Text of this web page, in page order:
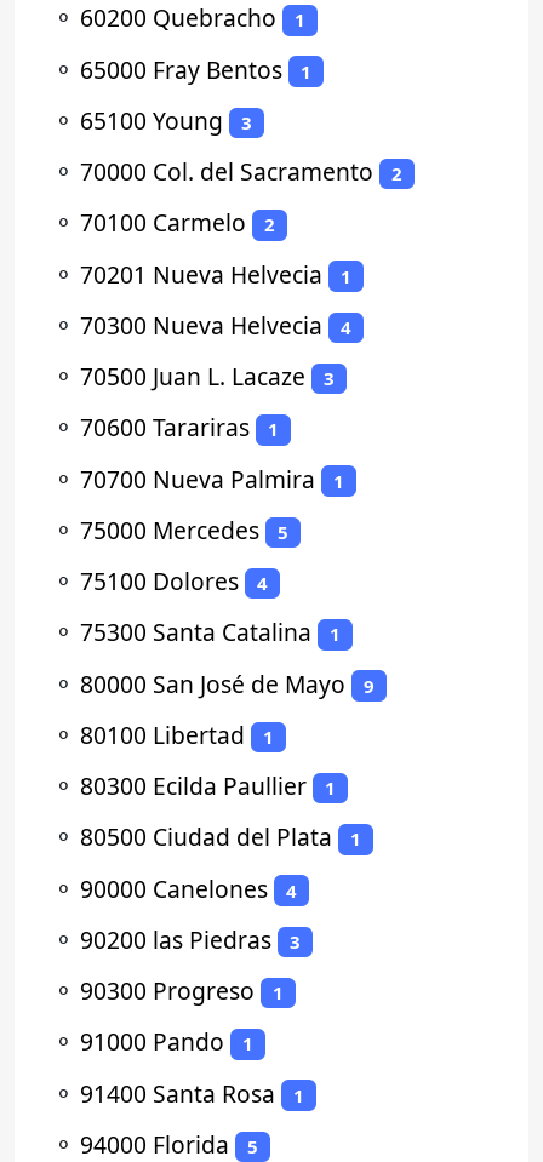
⚬ 60200 Quebracho 1
⚬ 65000 Fray Bentos 1
⚬ 65100 Young 3
⚬ 70000 Col. del Sacramento 2
⚬ 70100 Carmelo 2
⚬ 70201 Nueva Helvecia 1
⚬ 70300 Nueva Helvecia 4
⚬ 70500 Juan L. Lacaze 3
⚬ 70600 Tarariras 1
⚬ 70700 Nueva Palmira 1
⚬ 75000 Mercedes 5
⚬ 75100 Dolores 4
⚬ 75300 Santa Catalina 1
⚬ 80000 San José de Mayo 9
⚬ 80100 Libertad 1
⚬ 80300 Ecilda Paullier 1
⚬ 80500 Ciudad del Plata 1
⚬ 90000 Canelones 4
⚬ 90200 las Piedras 3
⚬ 90300 Progreso 1
⚬ 91000 Pando 1
⚬ 91400 Santa Rosa 1
⚬ 94000 Florida 5